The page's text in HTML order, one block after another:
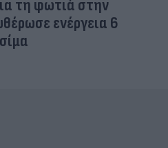
τη φωτιά στην
ενέργεια 6